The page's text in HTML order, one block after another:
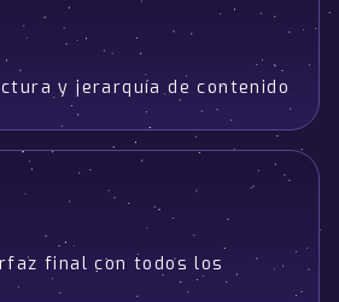
y jerarquía de contenido
final con todos los